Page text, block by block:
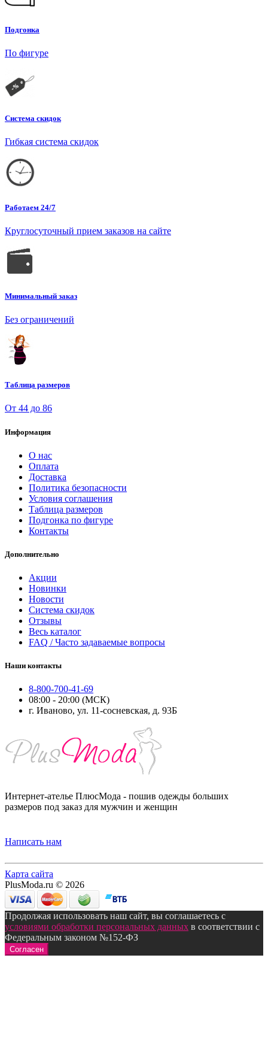
Подгонка
По фигуре
Система скидок
Гибкая система скидок
Работаем 24/7
Круглосуточный прием заказов на сайте
Минимальный заказ
Без ограничений
Таблица размеров
От 44 до 86
Информация
О нас
Оплата
Доставка
Политика безопасности
Условия соглашения
Таблица размеров
Подгонка по фигуре
Контакты
Дополнительно
Акции
Новинки
Новости
Система скидок
Отзывы
Весь каталог
FAQ / Часто задаваемые вопросы
Наши контакты
8-800-700-41-69
08:00 - 20:00 (МСК)
г. Иваново, ул. 11-сосневская, д. 93Б
Интернет-ателье ПлюсМода - пошив одежды больших
размеров под заказ для мужчин и женщин
Написать нам
Карта сайта
PlusModa.ru © 2026
Продолжая использовать наш сайт, вы соглашаетесь с
условиями обработки персональных данных в соответствии с
Федеральным законом №152-ФЗ
Согласен